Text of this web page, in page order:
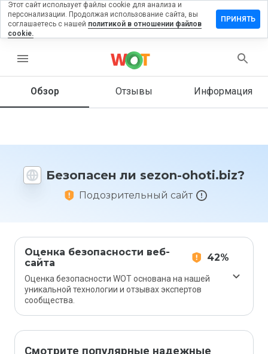
menu
Обзор Отзывы Информация
Безопасен ли sezon-ohoti.biz?
Подозрительный сайт
Оценка безопасности веб-
сайта
42%
Оценка безопасности WOT основана на нашей
уникальной технологии и отзывах экспертов
сообщества.
Смотрите популярные надежные
на
оценили
сайт от
1 до 5?
Этот сайт использует файлы cookie для анализа и
персонализации. Продолжая использование сайта, вы
соглашаетесь с нашей политикой в отношении файлов
cookie.
ПРИНЯТЬ